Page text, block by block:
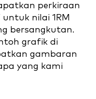
perkiraan
nilai 1RM
bersangkutan.
grafik di
gambaran
yang kami